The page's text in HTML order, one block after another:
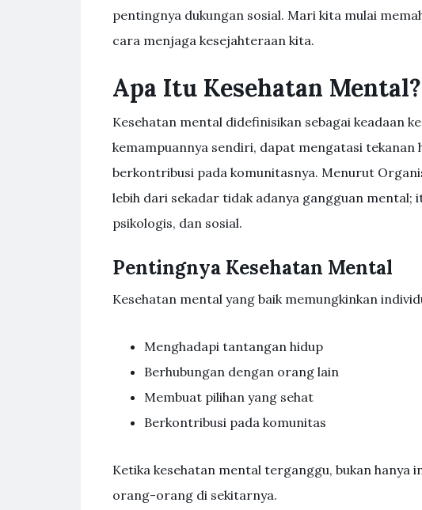
pentingnya dukungan sosial. Mari kita mulai
cara menjaga kesejahteraan kita.
Apa Itu Kesehatan Mental?
Kesehatan mental didefinisikan sebagai keadaan
kemampuannya sendiri, dapat mengatasi
berkontribusi pada komunitasnya. Menurut
lebih dari sekadar tidak adanya gangguan
psikologis, dan sosial.
Pentingnya Kesehatan Mental
Kesehatan mental yang baik memungkinkan
Menghadapi tantangan hidup
Berhubungan dengan orang lain
Membuat pilihan yang sehat
Berkontribusi pada komunitas
Ketika kesehatan mental terganggu, bukan hanya
orang-orang di sekitarnya.